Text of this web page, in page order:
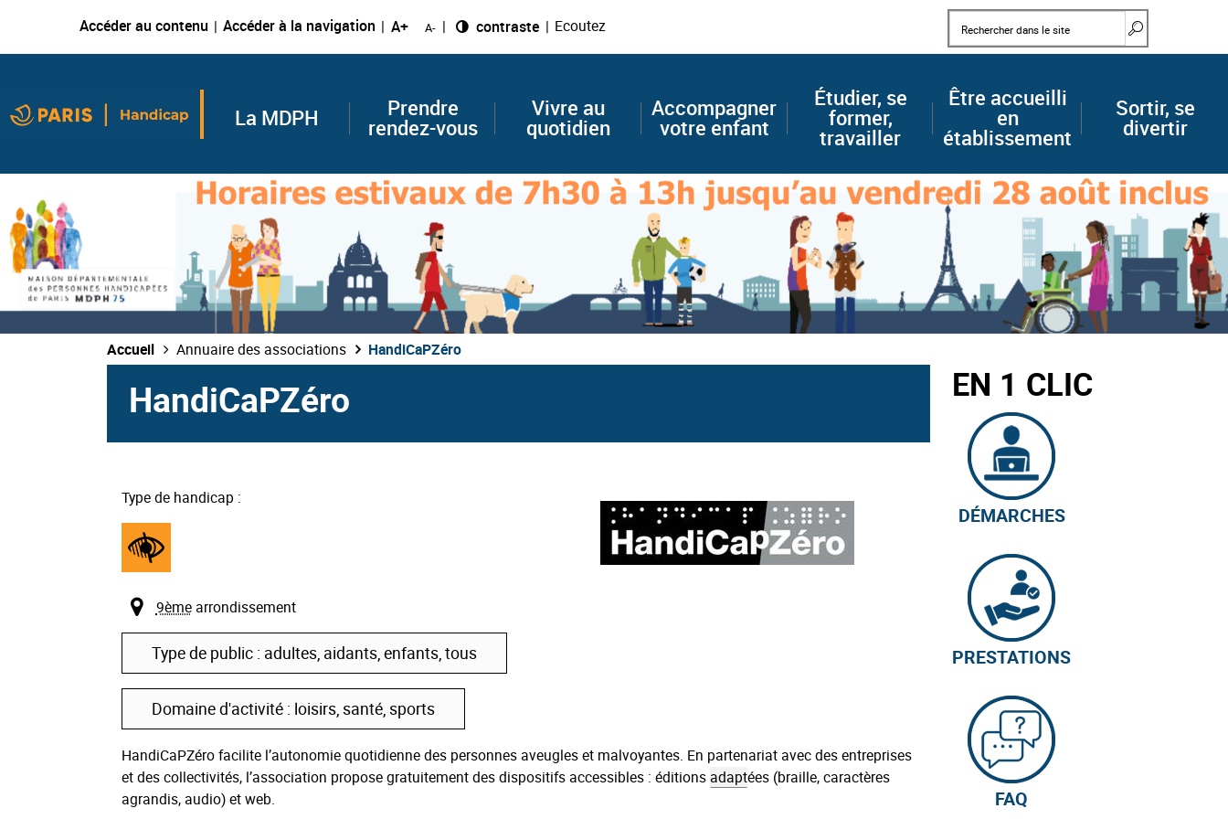
Accéder au contenu Accéder à la navigation A+ A- Changer le
contraste Ecoutez Mots clés
La MDPH
Prendre
rendez-vous
Vivre au
quotidien
Accompagner
votre enfant
Étudier, se
former,
travailler
Être accueilli
en
établissement
Sortir, se
divertir
Accueil Annuaire des associations HandiCaPZéro
HandiCaPZéro
Type de handicap :
Handicap
9èmearrondissement
Type de public : adultes, aidants, enfants, tous
Domaine d'activité : loisirs, santé, sports
HandiCaPZéro facilite l’autonomie quotidienne des personnes aveugles et malvoyantes. En partenariat avec des entreprises
et des collectivités, l’association propose gratuitement des dispositifs accessibles : éditionsadaptées (braille, caractères
agrandis, audio) et web.
EN 1 CLIC
DÉMARCHES
PRESTATIONS
FAQ